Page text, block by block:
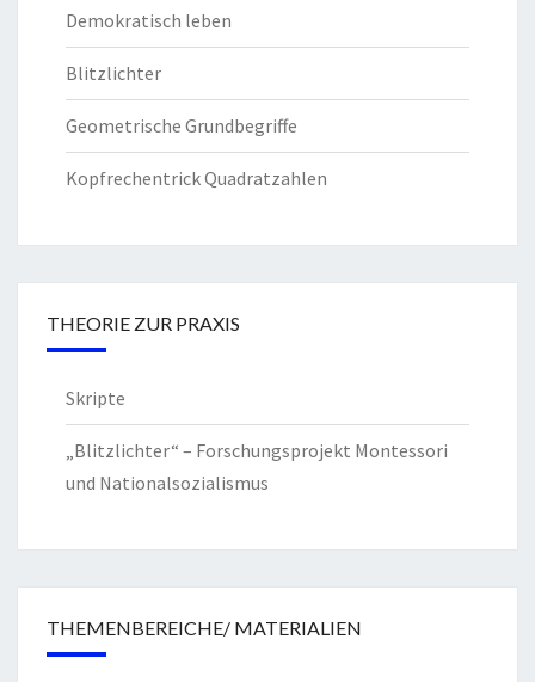
Demokratisch leben
Blitzlichter
Geometrische Grundbegriffe
Kopfrechentrick Quadratzahlen
THEORIE ZUR PRAXIS
Skripte
„Blitzlichter“ – Forschungsprojekt Montessori
und Nationalsozialismus
THEMENBEREICHE/ MATERIALIEN